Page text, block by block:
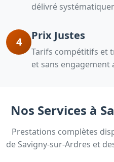
délivré
4 Prix Justes
Tarifs compétitifs et
et sans
Nos Services à
Prestations complètes
de Savigny-sur-Ardres et